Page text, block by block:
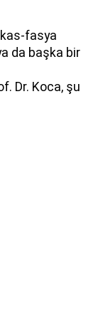
kas-fasya
da başka bir
Dr. Koca, şu